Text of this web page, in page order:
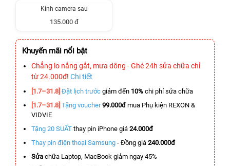
Kính camera sau
135.000 đ
Khuyến mãi nổi bật
Chẳng lo nắng gắt, mưa dông - Ghé 24h sửa chữa chỉ
từ 24.000đ! Chi tiết
[1.7–31.8] Đặt lịch trước giảm đến 10% chi phí sửa chữa
[1.7–31.8] Tặng voucher 99.000đmua Phụ kiện REXON &
VIDVIE
Tặng 20 SUẤT thay pin iPhone giá 24.000đ
Thay pin điện thoại Samsung - Đồng giá 240.000đ
Sửa chữa Laptop, MacBook giảm ngay 45%